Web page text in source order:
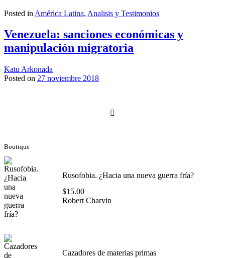
Posted in América Latina, Analisis y Testimonios
Venezuela: sanciones económicas y
manipulación migratoria
Katu Arkonada
Posted on 27 noviembre 2018
Boutique
Rusofobia. ¿Hacia una nueva guerra fría?
$15.00
Robert Charvin
Cazadores de materias primas